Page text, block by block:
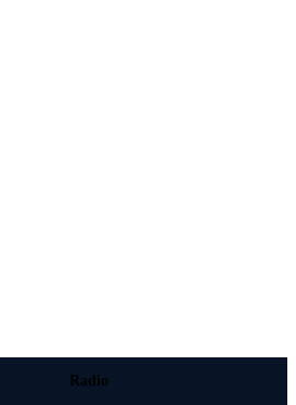
Radio